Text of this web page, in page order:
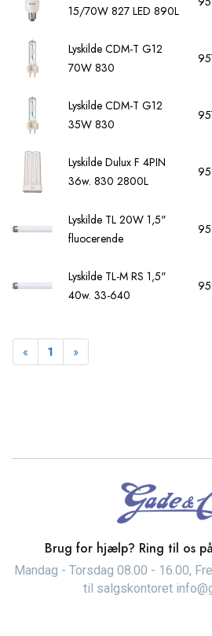
15/70W 827 LED 890L
Lyskilde CDM-T G12
70W 830
Lyskilde CDM-T G12
35W 830
Lyskilde Dulux F 4PIN
36w. 830 2800L
Lyskilde TL 20W 1,5"
fluocerende
Lyskilde TL-M RS 1,5"
40w. 33-640
« Forrige
1 »Næste
Brug for hjælp? Ring til os på
Mandag - Torsdag 08.00 - 16.00,
til salgskontoret